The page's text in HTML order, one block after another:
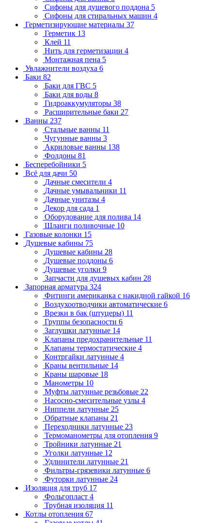
Сифоны для душевого поддона 5
Сифоны для стиральных машин 4
Герметизирующие материалы 37
Герметик 13
Клей 11
Нить для герметизации 4
Монтажная пена 5
Увлажнители воздуха 6
Баки 82
Баки для ГВС 5
Баки для воды 8
Гидроаккумуляторы 38
Расширительные баки 27
Ванны 237
Стальные ванны 11
Чугунные ванны 3
Акриловые ванны 138
Фолдоны 81
Бесперебойники 5
Всё для дачи 50
Дачные смесители 4
Дачные умывальники 11
Дачные унитазы 4
Декор для сада 1
Оборудование для полива 14
Шланги поливочные 10
Газовые колонки 15
Душевые кабины 75
Душевые кабины 28
Душевые поддоны 6
Душевые уголки 9
Запчасти для душевых кабин 28
Запорная арматура 324
Фитинги американка с накидной гайкой 16
Воздухоотводчики автоматические 6
Врезки в бак (штуцеры) 11
Группы безопасности 6
Заглушки латунные 14
Клапаны предохранительные 11
Клапаны термостатические 4
Контргайки латунные 4
Краны вентильные 14
Краны шаровые 18
Манометры 10
Муфты латунные резьбовые 22
Насосно-смесительные узлы 4
Ниппели латунные 25
Обратные клапаны 21
Переходники латунные 23
Термоманометры для отопления 9
Тройники латунные 21
Уголки латунные 12
Удлинители латунные 21
Фильтры-грязевики латунные 6
Футорки латунные 24
Изоляция для труб 17
Фольгопласт 4
Трубная изоляция 11
Котлы отопления 67